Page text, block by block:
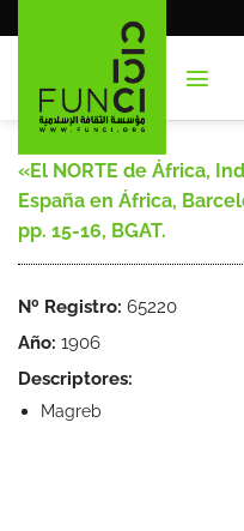
al
«El NORTE de África,
España en África,
pp. 15-16, BGAT.
Nº Registro: 65220
Año: 1906
Descriptores:
Magreb